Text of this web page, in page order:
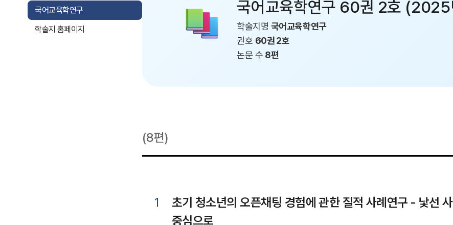
국어교육학연구
학술지 홈페이지
국어교육학연구 60권 2호 (2025
학술지명 국어교육학연구
권호 60권 2호
논문 수 8편
(8편)
1
초기 청소년의 오픈채팅 경험에 관한 질적 사례연구 - 낯선
중심으로